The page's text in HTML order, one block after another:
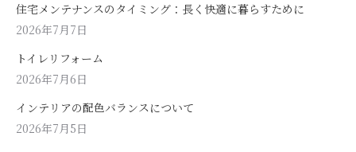
住宅メンテナンスのタイミング：長く快適に暮らすために
2026年7月7日
トイレリフォーム
2026年7月6日
インテリアの配色バランスについて
2026年7月5日